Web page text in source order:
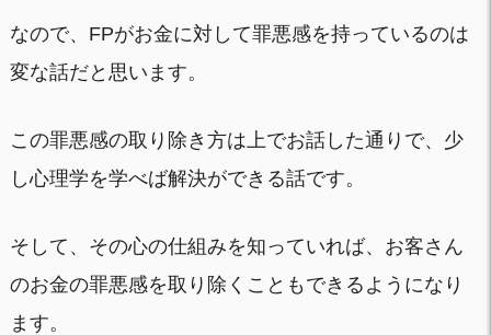
なので、FPがお金に対して罪悪感を持っているのは
変な話だと思います。
この罪悪感の取り除き方は上でお話した通りで、少
し心理学を学べば解決ができる話です。
そして、その心の仕組みを知っていれば、お客さん
のお金の罪悪感を取り除くこともできるようになり
ます。